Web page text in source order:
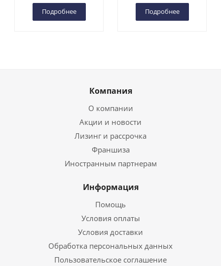
Подробнее Подробнее
Компания
О компании
Акции и новости
Лизинг и рассрочка
Франшиза
Иностранным партнерам
Информация
Помощь
Условия оплаты
Условия доставки
Обработка персональных данных
Пользовательское соглашение